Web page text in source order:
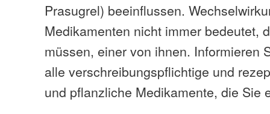
Prasugrel) beeinflussen.
Medikamenten nicht immer bedeutet,
müssen, einer von ihnen. Informieren
alle verschreibungspflichtige und
und pflanzliche Medikamente, die Sie